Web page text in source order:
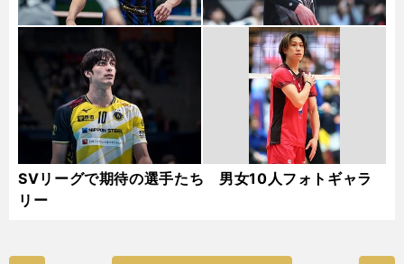
SVリーグで期待の選手たち 男女10人フォトギャラ
リー